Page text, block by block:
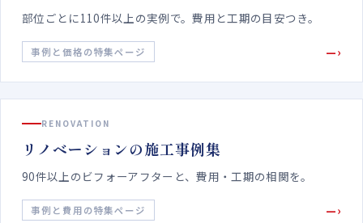
部位ごとに110件以上の実例で。費用と工期の目安つき。
事例と価格の特集ページ —›
RENOVATION
リノベーションの施工事例集
90件以上のビフォーアフターと、費用・工期の相関を。
事例と費用の特集ページ —›